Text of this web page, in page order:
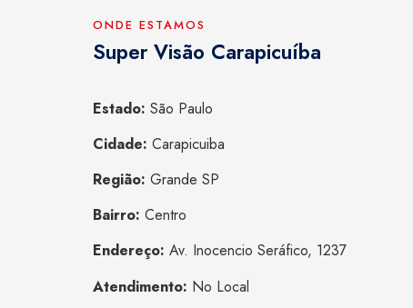
ONDE ESTAMOS
Super Visão Carapicuíba
Estado: São Paulo
Cidade: Carapicuiba
Região: Grande SP
Bairro: Centro
Endereço: Av. Inocencio Seráfico, 1237
Atendimento: No Local